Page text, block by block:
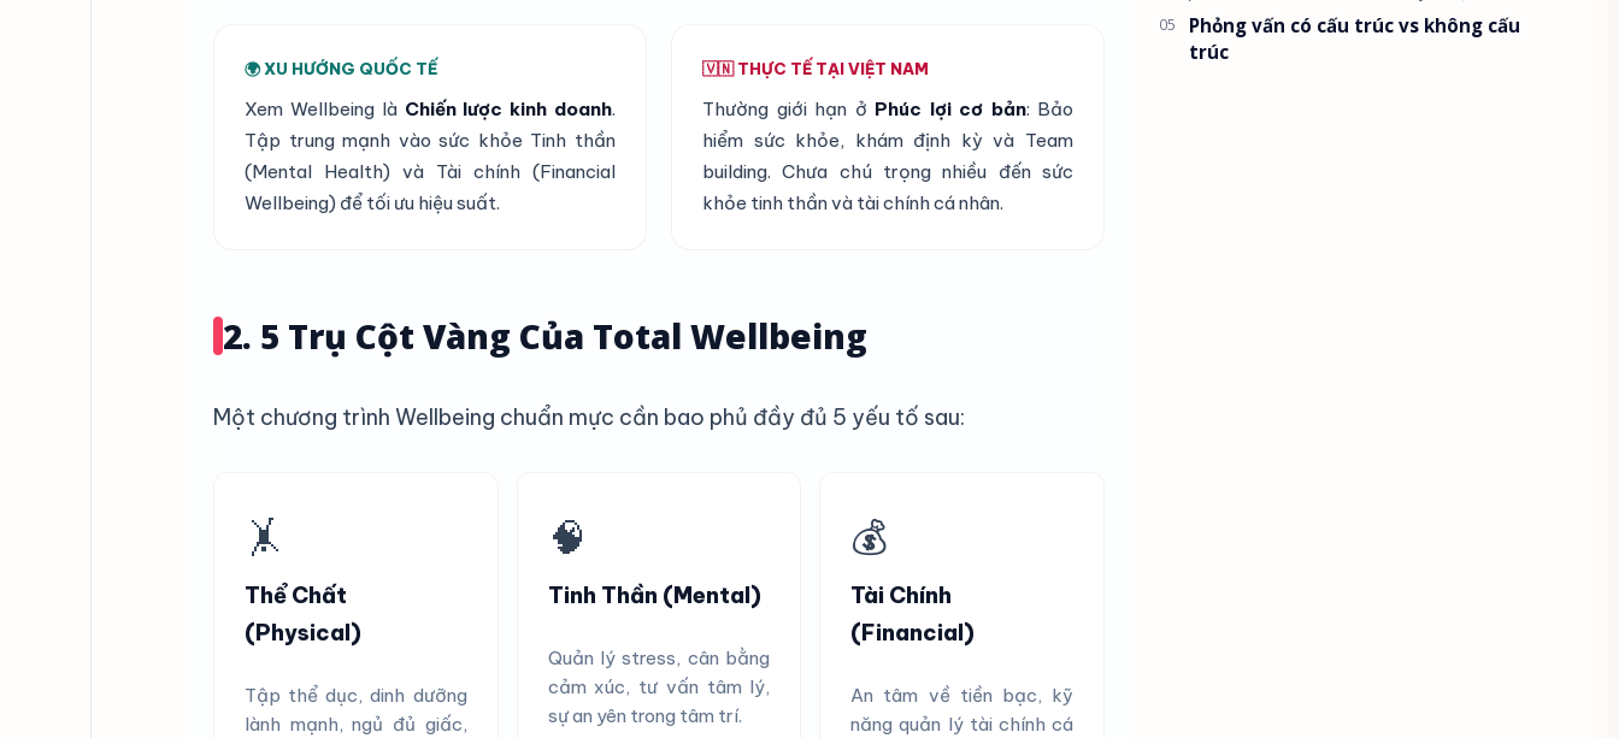
🌍 XU HƯỚNG QUỐC TẾ
Xem Wellbeing là Chiến lược kinh doanh.
Tập trung mạnh vào sức khỏe Tinh thần
(Mental Health) và Tài chính (Financial
Wellbeing) để tối ưu hiệu suất.
🇻🇳 THỰC TẾ TẠI VIỆT NAM
Thường giới hạn ở Phúc lợi cơ bản: Bảo
hiểm sức khỏe, khám định kỳ và Team
building. Chưa chú trọng nhiều đến sức
khỏe tinh thần và tài chính cá nhân.
2. 5 Trụ Cột Vàng Của Total Wellbeing
Một chương trình Wellbeing chuẩn mực cần bao phủ đầy đủ 5 yếu tố sau:
🤸
Thể Chất
(Physical)
Tập thể dục, dinh dưỡng
lành mạnh, ngủ đủ giấc,
🧠
Tinh Thần (Mental)
Quản lý stress, cân bằng
cảm xúc, tư vấn tâm lý,
sự an yên trong tâm trí.
💰
Tài Chính
(Financial)
An tâm về tiền bạc, kỹ
năng quản lý tài chính cá
Phỏng vấn có cấu trúc vs không cấu
trúc